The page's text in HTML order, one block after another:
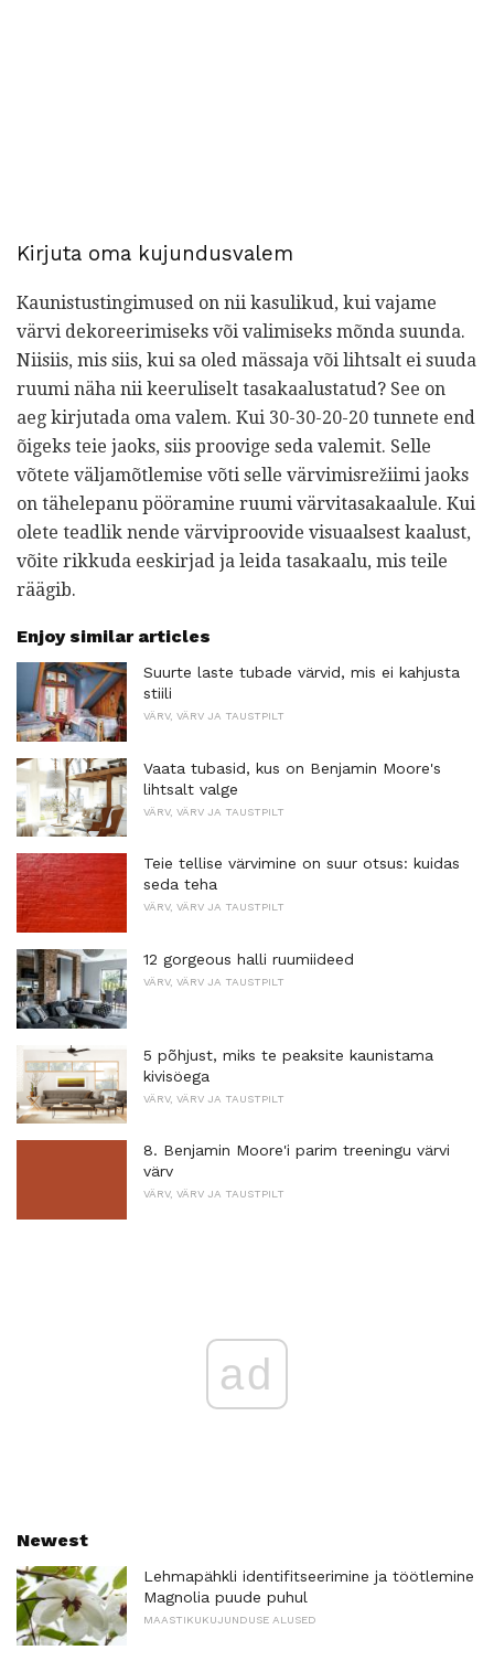
Kirjuta oma kujundusvalem
Kaunistustingimused on nii kasulikud, kui vajame
värvi dekoreerimiseks või valimiseks mõnda suunda.
Niisiis, mis siis, kui sa oled mässaja või lihtsalt ei suuda
ruumi näha nii keeruliselt tasakaalustatud? See on
aeg kirjutada oma valem. Kui 30-30-20-20 tunnete end
õigeks teie jaoks, siis proovige seda valemit. Selle
võtete väljamõtlemise võti selle värvimisrežiimi jaoks
on tähelepanu pööramine ruumi värvitasakaalule. Kui
olete teadlik nende värviproovide visuaalsest kaalust,
võite rikkuda eeskirjad ja leida tasakaalu, mis teile
räägib.
Enjoy similar articles
Suurte laste tubade värvid, mis ei kahjusta
stiili
VÄRV, VÄRV JA TAUSTPILT
Vaata tubasid, kus on Benjamin Moore's
lihtsalt valge
VÄRV, VÄRV JA TAUSTPILT
Teie tellise värvimine on suur otsus: kuidas
seda teha
VÄRV, VÄRV JA TAUSTPILT
12 gorgeous halli ruumiideed
VÄRV, VÄRV JA TAUSTPILT
5 põhjust, miks te peaksite kaunistama
kivisöega
VÄRV, VÄRV JA TAUSTPILT
8. Benjamin Moore'i parim treeningu värvi
värv
VÄRV, VÄRV JA TAUSTPILT
ad
Newest
Lehmapähkli identifitseerimine ja töötlemine
Magnolia puude puhul
MAASTIKUKUJUNDUSE ALUSED